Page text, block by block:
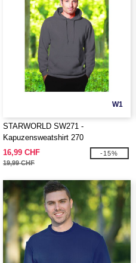
W1
STARWORLD SW271 -
Kapuzensweatshirt 270
16,99 CHF
19,99 CHF
-15%